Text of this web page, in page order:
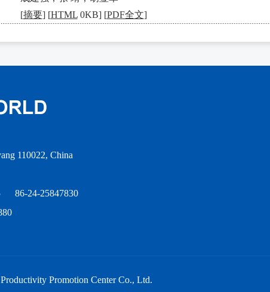
[摘要] [HTML0KB] [PDF全文]
110022, China
86-24-25847830
Promotion Center Co., Ltd.